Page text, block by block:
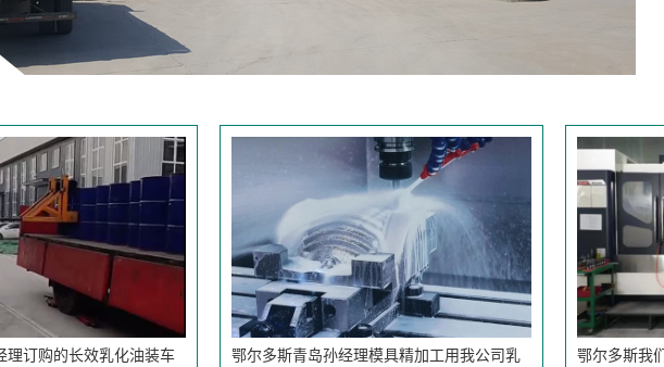
化油装车
鄂尔多斯青岛孙经理模具精加工用我公司乳
鄂尔多斯我们的业务定期回